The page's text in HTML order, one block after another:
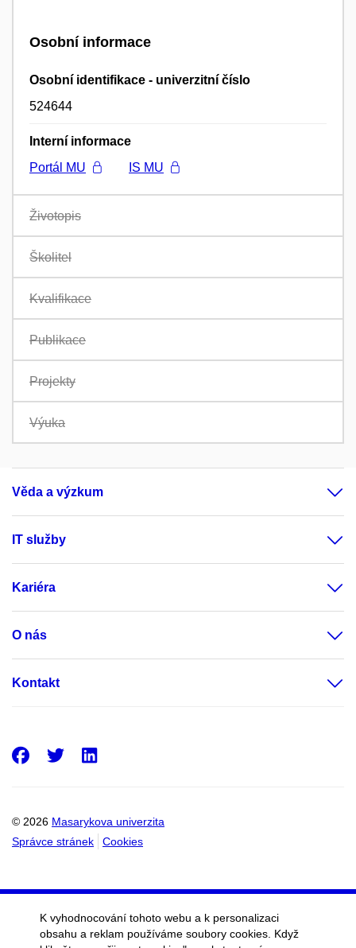
Osobní informace
Osobní identifikace - univerzitní číslo
524644
Interní informace
Portál MU
IS MU
Životopis
Školitel
Kvalifikace
Publikace
Projekty
Výuka
Věda a výzkum
IT služby
Kariéra
O nás
Kontakt
© 2026 Masarykova univerzita
Správce stránek
Cookies
Facebook
Twitter
K vyhodnocování tohoto webu a k personalizaci
obsahu a reklam používáme soubory cookies. Když